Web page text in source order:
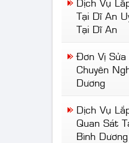
Tại Dĩ An
Tại Dĩ An
Đơn Vị Sửa
Chuyên
Dương
Dịch Vụ
Quan Sát
Bình Dương
Lắp Đặt Năng